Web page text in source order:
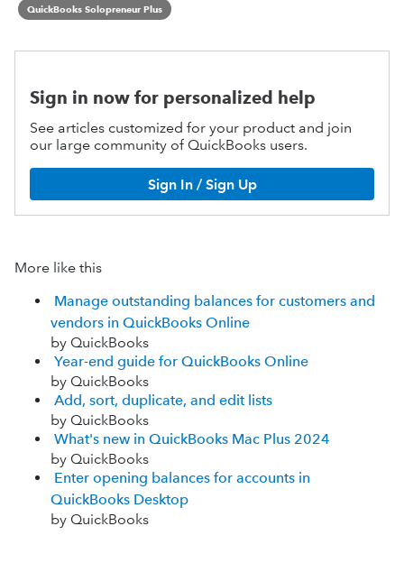
QuickBooks Solopreneur Plus
Sign in now for personalized help
See articles customized for your product and join
our large community of QuickBooks users.
Sign In / Sign Up
More like this
Manage outstanding balances for customers and
vendors in QuickBooks Online
by QuickBooks
Year-end guide for QuickBooks Online
by QuickBooks
Add, sort, duplicate, and edit lists
by QuickBooks
What's new in QuickBooks Mac Plus 2024
by QuickBooks
Enter opening balances for accounts in
QuickBooks Desktop
by QuickBooks